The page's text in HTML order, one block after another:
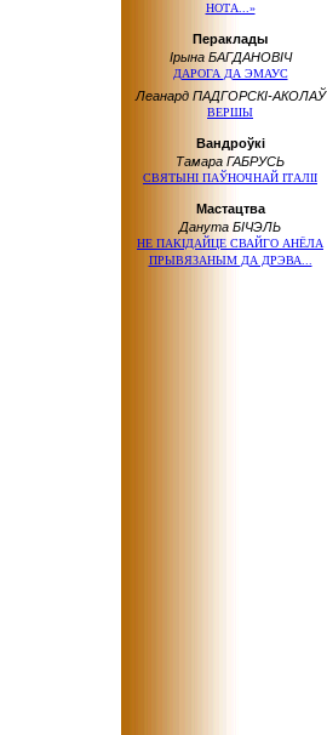
НОТА...»
Пераклады
Ірына БАГДАНОВІЧ
ДАРОГА ДА ЭМАУС
Леанард ПАДГОРСКІ-АКОЛАЎ
ВЕРШЫ
Вандроўкі
Тамара ГАБРУСЬ
СВЯТЫНІ ПАЎНОЧНАЙ ІТАЛІІ
Мастацтва
Данута БІЧЭЛЬ
НЕ ПАКІДАЙЦЕ СВАЙГО АНЁЛА
ПРЫВЯЗАНЫМ ДА ДРЭВА...